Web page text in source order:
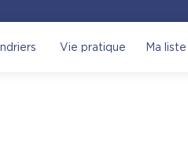
Vie pratique Ma